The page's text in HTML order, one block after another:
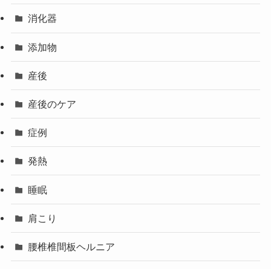
消化器
添加物
産後
産後のケア
症例
発熱
睡眠
肩こり
腰椎椎間板ヘルニア